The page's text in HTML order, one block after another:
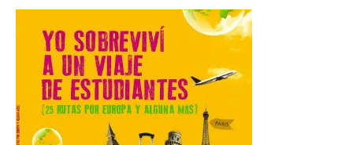
Miradores naturales,
pueblos con alma y
paisajes de leyenda
convierten la Comarca de
Liébana en uno de los
destinos más bonitos para disfrutar de
este fenómeno astronómico único. Un
eclipse total de sol será visible en la
Península Ibérica durante […]